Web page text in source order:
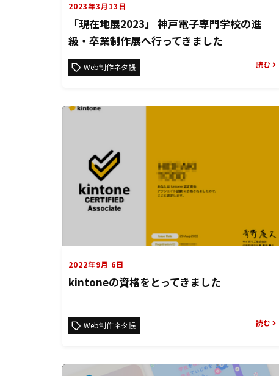
2023年3月13日
「現在地展2023」 神戸電子専門学校の進
級・卒業制作展へ行ってきました
Web制作ネタ帳 読む
2022年9月 6日
kintoneの資格をとってきました
Web制作ネタ帳 読む